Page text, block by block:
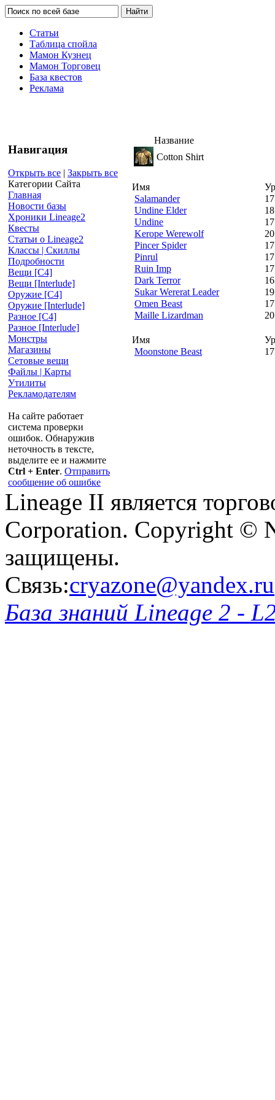
Статьи
Таблица спойла
Мамон Кузнец
Мамон Торговец
База квестов
Реклама
Навигация
Открыть все | Закрыть все
Категории Сайта
Главная
Новости базы
Хроники Lineage2
Квесты
Статьи о Lineage2
Классы | Скиллы
Подробности
Вещи [С4]
Вещи [Interlude]
Оружие [С4]
Оружие [Interlude]
Разное [C4]
Разное [Interlude]
Монстры
Магазины
Сетовые вещи
Файлы | Карты
Утилиты
Рекламодателям
На сайте работает
система проверки
ошибок. Обнаружив
неточность в тексте,
выделите ее и нажмите
Ctrl + Enter. Отправить
сообщение об ошибке
Название
Cotton Shirt
Имя
Salamander
17
Undine Elder
18
Undine
17
Kerope Werewolf
20
Pincer Spider
17
Pinrul
17
Ruin Imp
17
Dark Terror
16
Sukar Wererat Leader
19
Omen Beast
17
Maille Lizardman
20
Имя
Moonstone Beast
17
Lineage II является
Corporation. Copyright ©
защищены.
Связь:cryazone@yandex.ru
База знаний Lineage 2 -